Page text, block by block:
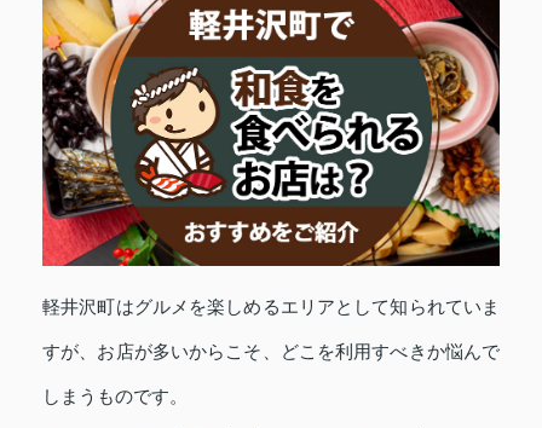
軽井沢町はグルメを楽しめるエリアとして知られていま
すが、お店が多いからこそ、どこを利用すべきか悩んで
しまうものです。